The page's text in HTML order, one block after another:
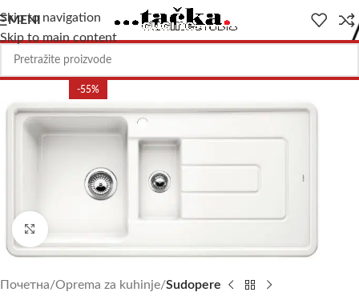
Skip to navigation
Skip to main content
MENI
-55%
Uvećajte sliku
Почетна Oprema za kuhinje Sudopere